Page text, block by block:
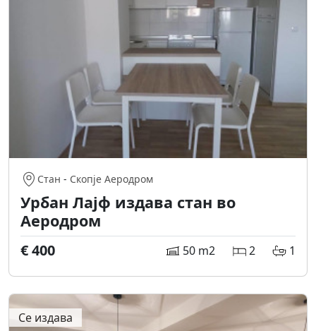
Стан - Скопје Аеродром
Урбан Лајф издава стан во
Аеродром
€ 400 50 m2 2 1
Се издава